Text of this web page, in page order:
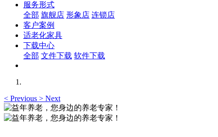
服务形式
全部 旗舰店 形象店 连锁店
客户案例
适老化家具
下载中心
全部 文件下载 软件下载
< Previous > Next